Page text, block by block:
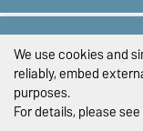
We use cookies and
reliably, embed
purposes.
For details, please